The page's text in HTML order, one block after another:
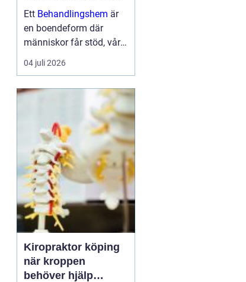
förändring
Ett Behandlingshem är
en boendeform där
människor får stöd, vård
och struktur under en
period i livet när det
öppenvården inte räcker.
Målet är att skapa
trygghet, stabilitet och
förutsättni...
04 juli 2026
Kiropraktor köping
när kroppen
behöver hjälp